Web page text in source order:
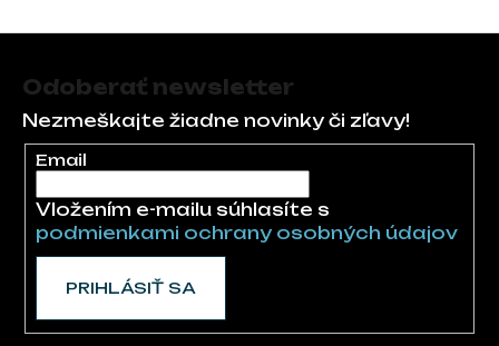
Odoberať newsletter
Nezmeškajte žiadne novinky či zľavy!
Email
Vložením e-mailu súhlasíte s
podmienkami ochrany osobných údajov
PRIHLÁSIŤ SA